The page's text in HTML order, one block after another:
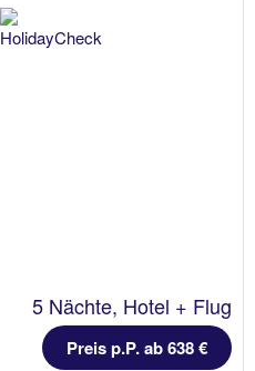
5 Nächte, Hotel + Flug
Preis p.P. ab 638 €